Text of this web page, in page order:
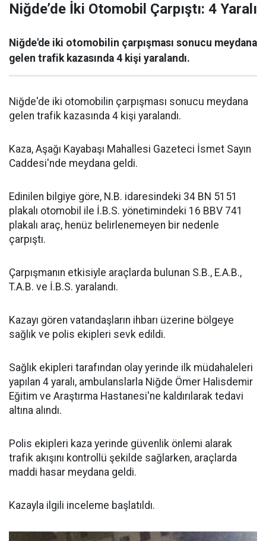
Niğde’de İki Otomobil Çarpıştı: 4 Yaralı
Niğde'de iki otomobilin çarpışması sonucu meydana
gelen trafik kazasında 4 kişi yaralandı.
Niğde'de iki otomobilin çarpışması sonucu meydana
gelen trafik kazasında 4 kişi yaralandı.
Kaza, Aşağı Kayabaşı Mahallesi Gazeteci İsmet Sayın
Caddesi'nde meydana geldi.
Edinilen bilgiye göre, N.B. idaresindeki 34 BN 5151
plakalı otomobil ile İ.B.S. yönetimindeki 16 BBV 741
plakalı araç, henüz belirlenemeyen bir nedenle
çarpıştı.
Çarpışmanın etkisiyle araçlarda bulunan S.B., E.A.B.,
T.A.B. ve İ.B.S. yaralandı.
Kazayı gören vatandaşların ihbarı üzerine bölgeye
sağlık ve polis ekipleri sevk edildi.
Sağlık ekipleri tarafından olay yerinde ilk müdahaleleri
yapılan 4 yaralı, ambulanslarla Niğde Ömer Halisdemir
Eğitim ve Araştırma Hastanesi'ne kaldırılarak tedavi
altına alındı.
Polis ekipleri kaza yerinde güvenlik önlemi alarak
trafik akışını kontrollü şekilde sağlarken, araçlarda
maddi hasar meydana geldi.
Kazayla ilgili inceleme başlatıldı.